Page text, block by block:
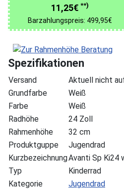
11,25€ **)
Barzahlungspreis: 499,95€
Spezifikationen
Versand
Aktuell nicht
Grundfarbe
Weiß
Farbe
Weiß
Radhöhe
24 Zoll
Rahmenhöhe
32 cm
Produktguppe
Jugendrad
KurzbezeichnungAvanti Sp Ki24
Typ
Kinderrad
Kategorie
Jugendrad